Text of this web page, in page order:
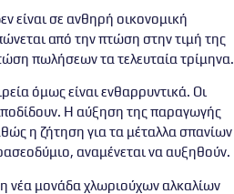
είναι σε ανθηρή οικονομική
από την πτώση στην τιμή της
πωλήσεων τα τελευταία τρίμηνα.
όμως είναι ενθαρρυντικά. Οι
Η αύξηση της παραγωγής
η ζήτηση για τα μέταλλα σπανίων
αναμένεται να αυξηθούν.
νέα μονάδα χλωριούχων αλκαλίων